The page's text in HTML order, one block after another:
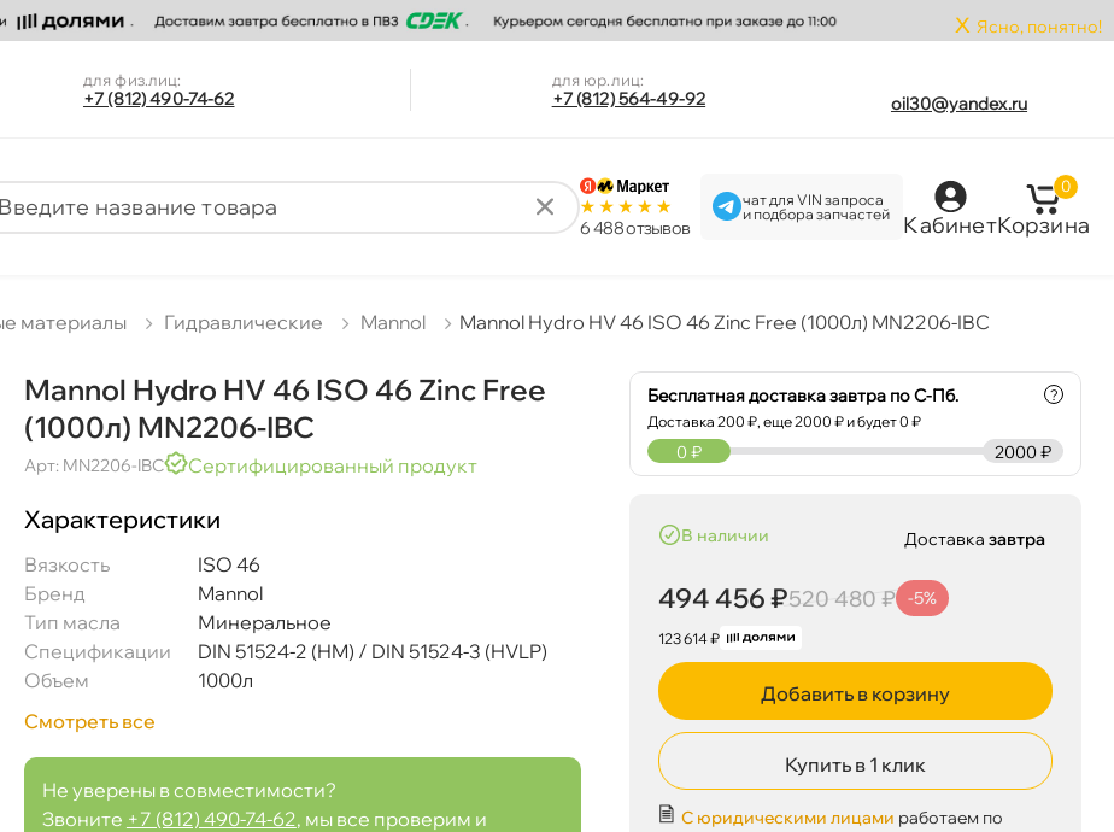
x Ясно, понятно!
для физ.лиц:
+7 (812) 490-74-62
для юр.лиц:
+7 (812) 564-49-92 oil30@yandex.ru
6 488 отзыво
чат для VIN запроса
и подбора запчастей
Кабинет
0
Корзина
материалы Гидравлические Mannol Mannol Hydro HV 46 ISO 46 Zinc Free (1000л) MN2206-IBC
Mannol Hydro HV 46 ISO 46 Zinc Free
(1000л) MN2206-IBC
Арт: MN2206-IBC Сертифицированный продукт
Характеристики
язкость
ISO 46
Бренд
Mannol
Тип масла
Минеральное
Спецификации
DIN 51524-2 (HM) / DIN 51524-3 (HVLP)
Объем
1000л
Смотреть все
Не уверены в совместимости?
Звоните +7 (812) 490-74-62, мы все проверим и
Бесплатная доставка завтра по С-Пб.
Доставка200 ₽, еще2000 ₽ и будет 0 ₽
?
2000 ₽
0 ₽
наличии
494 456 ₽520 480 ₽ -5%
123 614 ₽
Доставказавтра
Добавить в корзину
Купить в 1 клик
С юридическими лицами работаем по